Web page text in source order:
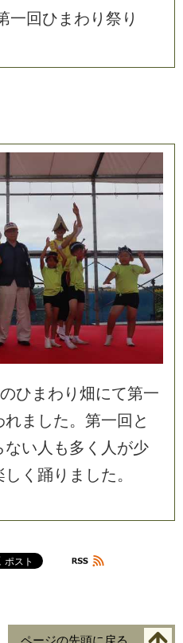
一回ひまわり祭り
のひ ま わ り 畑 にて第一
れま した。 第一回 と
ない 人 も多 く 人 が少
し く 踊 り ま した。